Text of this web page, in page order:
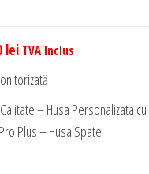
lei TVA Inclus
– Husa Personalizata
Plus – Husa Spate